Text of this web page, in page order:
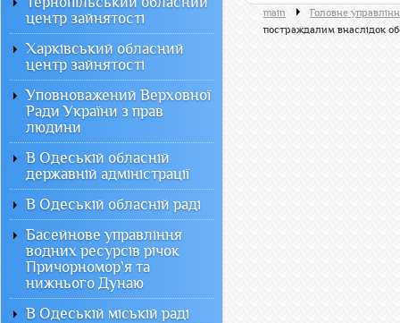
main
Головне
постраждалим внаслідок
центр зайнятості
Харківський обласний
центр зайнятості
Уповноважений Верховної
Ради України з прав
людини
В Одеській обласній
державній адміністрації
В Одеській обласній раді
Басейнове управління
водних ресурсів річок
Причорномор`я та
нижнього Дунаю
В Одеській міській раді